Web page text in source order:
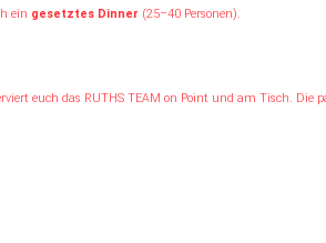
ein gesetztes Dinner (25–40 Personen).
euch das RUTHS TEAM on Point und am Tisch.